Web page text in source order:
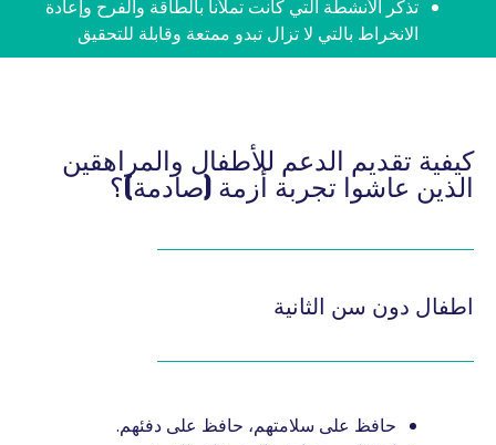
تذكر الأنشطة التي كانت تملأنا بالطاقة والفرح وإعادة
الانخراط بالتي لا تزال تبدو ممتعة وقابلة للتحقيق
كيفية تقديم الدعم للأطفال والمراهقين
الذين عاشوا تجربة أزمة (صادمة)؟
اطفال دون سن الثانية
حافظ على سلامتهم، حافظ على دفئهم.